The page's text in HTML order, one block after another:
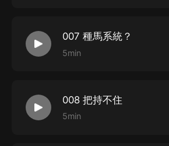
007 種馬系統？
5min
008 把持不住
5min